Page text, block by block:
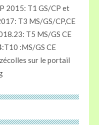
2015: T1 GS/CP et
T3 MS/GS/CP,CE
T5 MS/GS CE
:MS/GS CE
sur le portail